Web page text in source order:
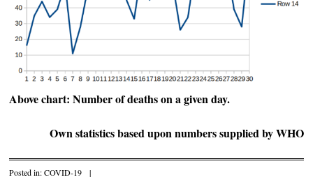
Above chart: Number of deaths on a given day.
Own statistics based upon numbers supplied by WHO
Posted in:COVID-19 |